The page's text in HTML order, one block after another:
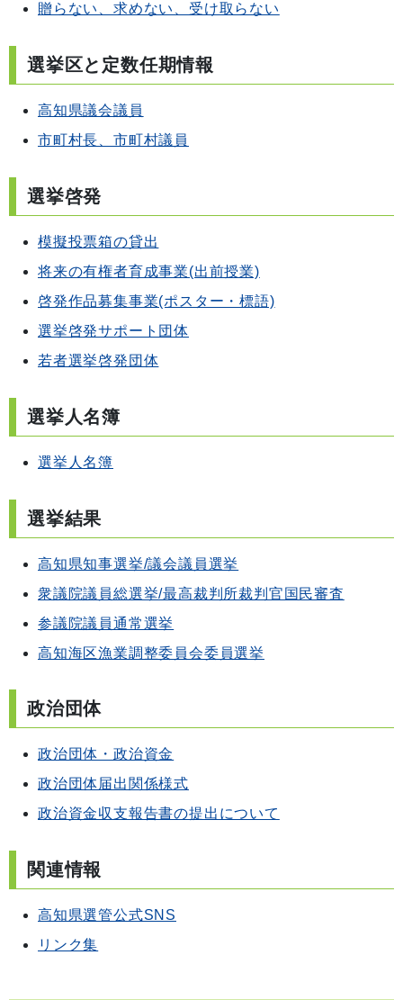
贈らない、求めない、受け取らない
選挙区と定数任期情報
高知県議会議員
市町村長、市町村議員
選挙啓発
模擬投票箱の貸出
将来の有権者育成事業(出前授業)
啓発作品募集事業(ポスター・標語)
選挙啓発サポート団体
若者選挙啓発団体
選挙人名簿
選挙人名簿
選挙結果
高知県知事選挙/議会議員選挙
衆議院議員総選挙/最高裁判所裁判官国民審査
参議院議員通常選挙
高知海区漁業調整委員会委員選挙
政治団体
政治団体・政治資金
政治団体届出関係様式
政治資金収支報告書の提出について
関連情報
高知県選管公式SNS
リンク集